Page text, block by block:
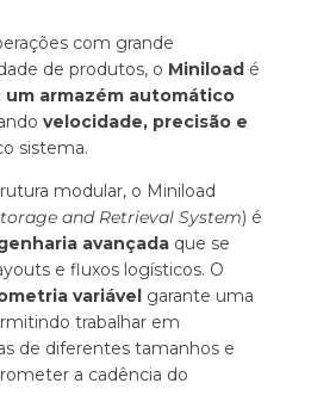
com grande
de produtos, o Miniload é
armazém automático
velocidade, precisão e
sistema.
modular, o Miniload
and Retrieval System) é
avançada que se
e fluxos logísticos. O
variável garante uma
trabalhar em
de diferentes tamanhos e
a cadência do